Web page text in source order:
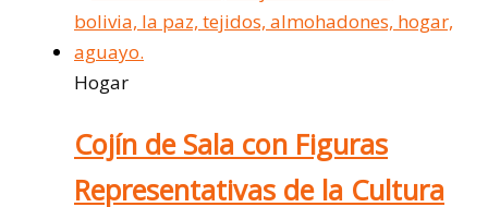
Hogar
Cojín de Sala con Figuras
Representativas de la Cultura